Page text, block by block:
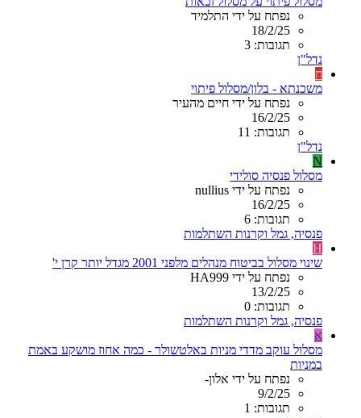
נפתח על ידי התלמיד
18/2/25
תגובות: 3
נדל"ן
ח
משכנתא - בלון/מסלול פיתוי
נפתח על ידי חיים מהעיר
16/2/25
תגובות: 11
נדל"ן
N
מסלול פנסיה סולידי
נפתח על ידי nullius
16/2/25
תגובות: 6
פנסיה, גמל וקרנות השתלמות
H
שינוי מסלול בביטוח מנהלים מלפני 2001 מגדל יותר קרן י'
נפתח על ידי HA999
13/2/25
תגובות: 0
פנסיה, גמל וקרנות השתלמות
א
מסלול עוקב מדדי מניות באלטשולר - כמה אחוז מושקע באמת
במניות
נפתח על ידי אלון-
9/2/25
תגובות: 1